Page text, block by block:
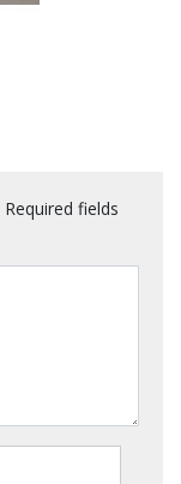
Required fields